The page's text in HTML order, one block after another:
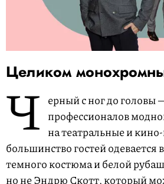
Целиком
Ч ерный с ног до
профессионалов
на театральные и
большинство гостей одевается
темного костюма и белой
но не Эндрю Скотт, который